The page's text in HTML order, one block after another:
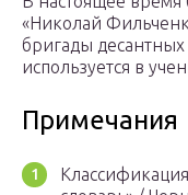
«Николай
бригады
используется в
Примечания